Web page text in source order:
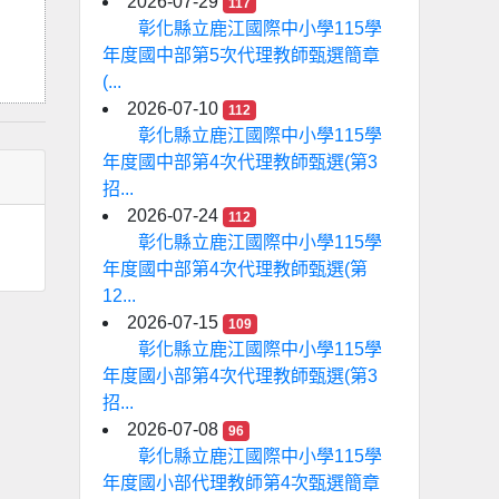
117
彰化縣立鹿江國際中小學115學
年度國中部第5次代理教師甄選簡章
(...
2026-07-10
112
彰化縣立鹿江國際中小學115學
年度國中部第4次代理教師甄選(第3
招...
2026-07-24
112
彰化縣立鹿江國際中小學115學
年度國中部第4次代理教師甄選(第
12...
2026-07-15
109
彰化縣立鹿江國際中小學115學
年度國小部第4次代理教師甄選(第3
招...
2026-07-08
96
彰化縣立鹿江國際中小學115學
年度國小部代理教師第4次甄選簡章